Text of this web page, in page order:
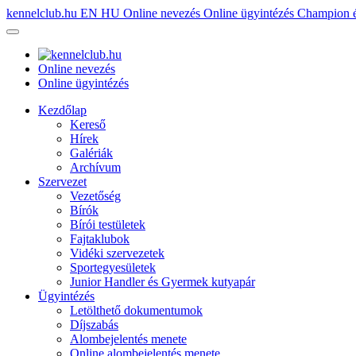
kennelclub.hu EN HU Online nevezés Online ügyintézés Champion
Online nevezés
Online ügyintézés
Kezdőlap
Kereső
Hírek
Galériák
Archívum
Szervezet
Vezetőség
Bírók
Bírói testületek
Fajtaklubok
Vidéki szervezetek
Sportegyesületek
Junior Handler és Gyermek kutyapár
Ügyintézés
Letölthető dokumentumok
Díjszabás
Alombejelentés menete
Online alombejelentés menete